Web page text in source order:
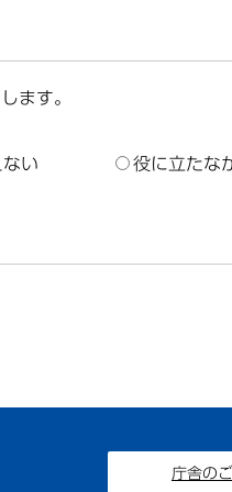
ます。
い 役に立たな
庁舎の